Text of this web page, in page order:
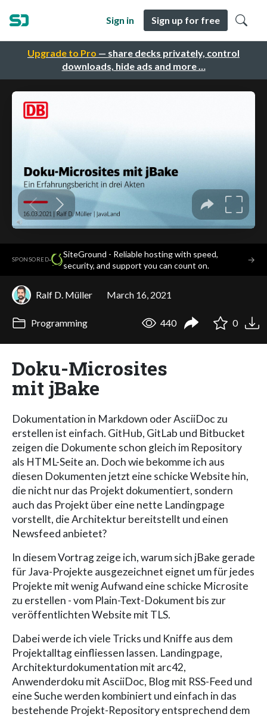
Upgrade to Pro — share decks privately, control
downloads, hide ads and more …
Sign in Sign up for free
SPONSORED·
SiteGround - Reliable hosting with speed,
security, and support you can count on.
→
Ralf D. Müller March 16, 2021
Programming 440 0
Doku-Microsites
mit jBake
Dokumentation in Markdown oder AsciiDoc zu
erstellen ist einfach. GitHub, GitLab und Bitbucket
zeigen die Dokumente schon gleich im Repository
als HTML-Seite an. Doch wie bekomme ich aus
diesen Dokumenten jetzt eine schicke Website hin,
die nicht nur das Projekt dokumentiert, sondern
auch das Projekt über eine nette Landingpage
vorstellt, die Architektur bereitstellt und einen
Newsfeed anbietet?
In diesem Vortrag zeige ich, warum sich jBake gerade
für Java-Projekte ausgezeichnet eignet um für jedes
Projekte mit wenig Aufwand eine schicke Microsite
zu erstellen - vom Plain-Text-Dokument bis zur
veröffentlichten Website mit TLS.
Dabei werde ich viele Tricks und Kniffe aus dem
Projektalltag einfliessen lassen. Landingpage,
Architekturdokumentation mit arc42,
Anwenderdoku mit AsciiDoc, Blog mit RSS-Feed und
eine Suche werden kombiniert und einfach in das
bestehende Projekt-Repository entsprechend dem